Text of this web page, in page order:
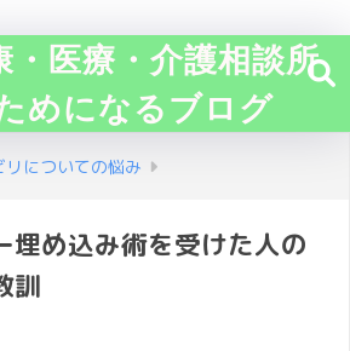
・医療・介護相談所
めになるブログ
リについての悩み
埋め込み術を受けた人の
訓